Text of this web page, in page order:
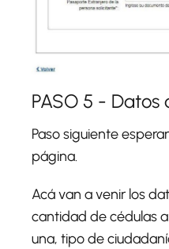
PASO 5 - Datos
Paso siguiente
página.
Acá van a venir los
cantidad de cédulas
una, tipo de